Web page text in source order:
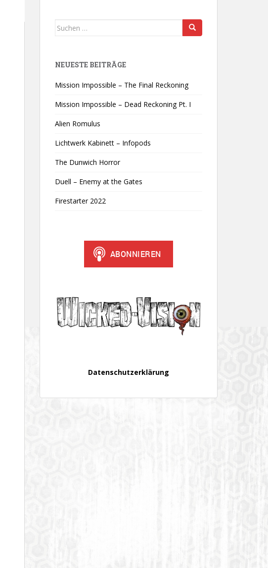
Suchen
NEUESTE BEITRÄGE
Mission Impossible – The Final Reckoning
Mission Impossible – Dead Reckoning Pt. I
Alien Romulus
Lichtwerk Kabinett – Infopods
The Dunwich Horror
Duell – Enemy at the Gates
Firestarter 2022
Datenschutzerklärung